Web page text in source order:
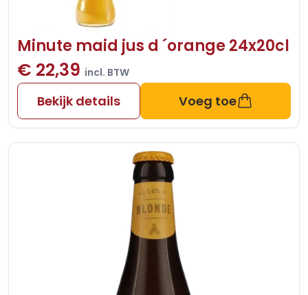
Minute maid jus d ´orange 24x20cl
€ 22,39 incl. BTW
Bekijk details Voeg toe